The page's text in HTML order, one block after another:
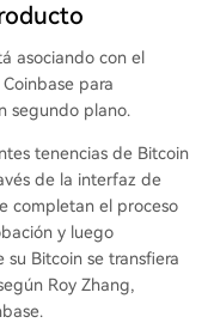
asociando con el
para
segundo plano.
tenencias de Bitcoin
de la interfaz de
completan el proceso
y luego
Bitcoin se transfiera
Roy Zhang,